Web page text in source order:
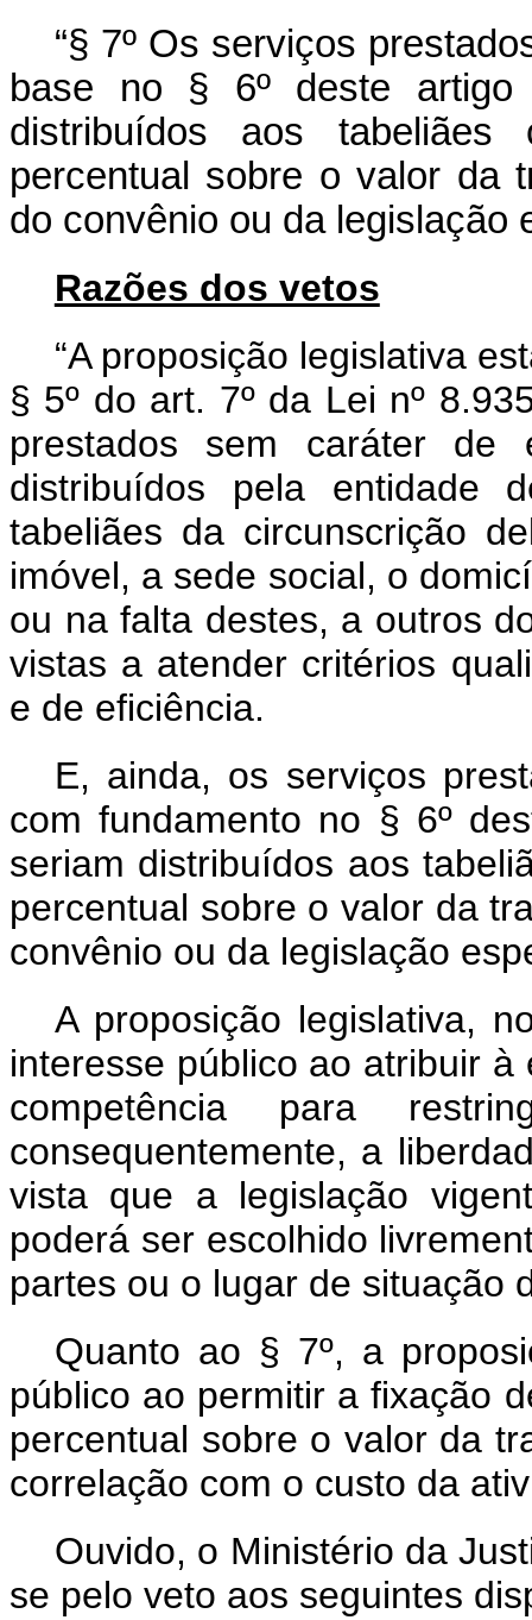
“§ 7º Os serviços
base no § 6º deste artigo
distribuídos aos tabeliães
percentual sobre o valor da
do convênio ou da legislação
Razões dos vetos
“A proposição legislativa
§ 5º do art. 7º da Lei nº
prestados sem caráter de
distribuídos pela entidade
tabeliães da circunscrição
imóvel, a sede social, o
ou na falta destes, a outros
vistas a atender critérios
e de eficiência.
E, ainda, os serviços
com fundamento no § 6º
seriam distribuídos aos
percentual sobre o valor da
convênio ou da legislação
A proposição legislativa,
interesse público ao atribuir
competência para
consequentemente, a
vista que a legislação
poderá ser escolhido
partes ou o lugar de situação
Quanto ao § 7º, a
público ao permitir a fixação
percentual sobre o valor da
correlação com o custo da
Ouvido, o Ministério da
se pelo veto aos seguintes